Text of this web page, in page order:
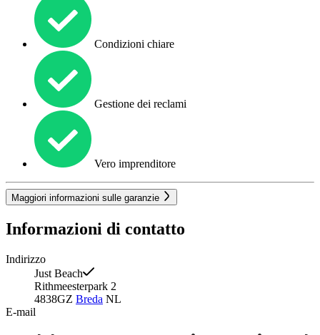
Condizioni chiare
Gestione dei reclami
Vero imprenditore
Maggiori informazioni sulle garanzie
Informazioni di contatto
Indirizzo
Just Beach
Rithmeesterpark 2
4838GZ Breda NL
E-mail